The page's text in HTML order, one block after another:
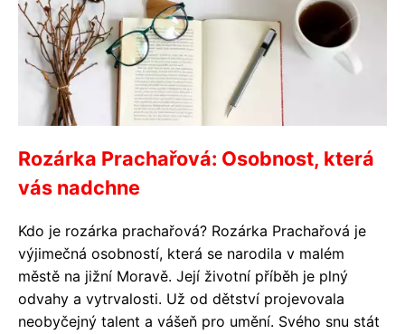
Rozárka Prachařová: Osobnost, která
vás nadchne
Kdo je rozárka prachařová? Rozárka Prachařová je
výjimečná osobností, která se narodila v malém
městě na jižní Moravě. Její životní příběh je plný
odvahy a vytrvalosti. Už od dětství projevovala
neobyčejný talent a vášeň pro umění. Svého snu stát